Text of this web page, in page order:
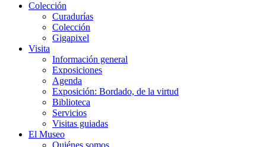
Colección
Curadurías
Colección
Gigapixel
Visita
Información general
Exposiciones
Agenda
Exposición: Bordado, de la virtud
Biblioteca
Servicios
Visitas guiadas
El Museo
Quiénes somos